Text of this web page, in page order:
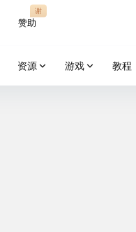
赞助
谢
资源 游戏 教程